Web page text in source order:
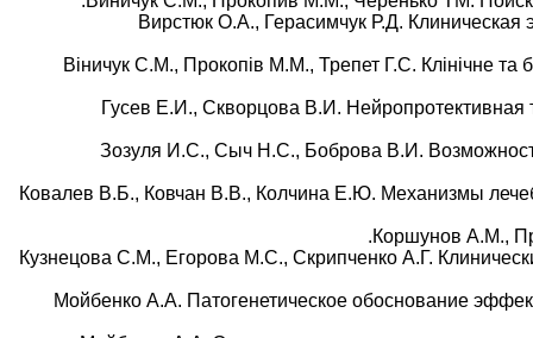
6. Вирстюк О.А., Герасимчук Р.Д.
7. Віничук С.М., Прокопів М.М., Трепет Г.С. Клінічне та
8. Гусев Е.И., Скворцова В.И.
9. Зозуля И.С., Сыч Н.С., Боброва В.И.
10. Ковалев В.Б., Ковчан В.В., Колчина Е.Ю. Механизмы
12. Кузнецова С.М., Егорова М.С., Скрипченко А.Г.
13. Мойбенко А.А. Патогенетическое обоснование